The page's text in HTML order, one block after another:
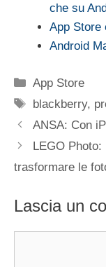
che su
App Store
Android
Categorie
App Store
Tag
blackberry,
ANSA: Con
LEGO
trasformare le
Lascia un